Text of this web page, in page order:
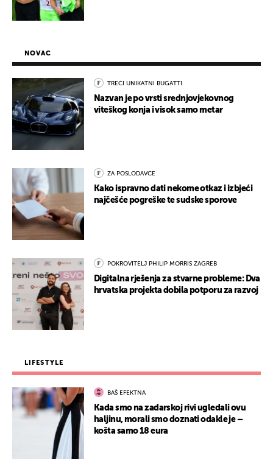
NOVAC
TREĆI UNIKATNI BUGATTI
Nazvan je po vrsti srednjovjekovnog
viteškog konja i visok samo metar
ZA POSLODAVCE
Kako ispravno dati nekome otkaz i izbjeći
najčešće pogreške te sudske sporove
POKROVITELJ PHILIP MORRIS ZAGREB
Digitalna rješenja za stvarne probleme: Dva
hrvatska projekta dobila potporu za razvoj
LIFESTYLE
BAŠ EFEKTNA
Kada smo na zadarskoj rivi ugledali ovu
haljinu, morali smo doznati odakle je –
košta samo 18 eura